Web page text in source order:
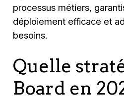
processus métiers,
déploiement efficace et
besoins.
Quelle
Board en